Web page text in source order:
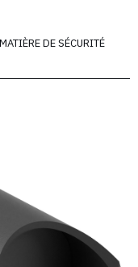
DE SÉCURITÉ